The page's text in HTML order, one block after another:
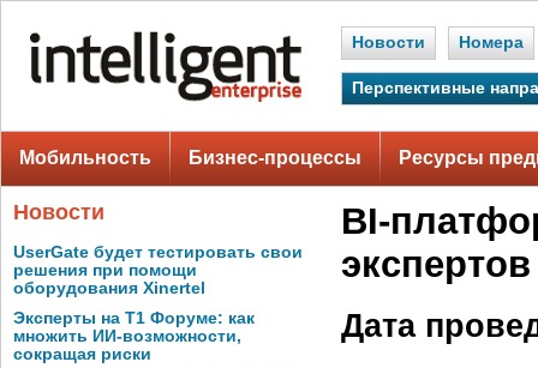
Новости Номера
Перспективные
Мобильность Бизнес-процессы Ресурсы
Новости
UserGate будет тестировать свои
решения при помощи
оборудования Xinertel
Эксперты на Т1 Форуме: как
множить ИИ-возможности,
сокращая риски
BI-
Дата